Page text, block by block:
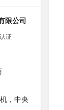
限公司
证
，中央